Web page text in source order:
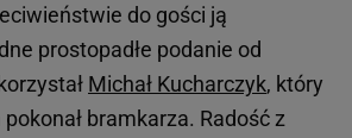
do gości ją
prostopadłe podanie od
Michał Kucharczyk, który
pokonał bramkarza. Radość z